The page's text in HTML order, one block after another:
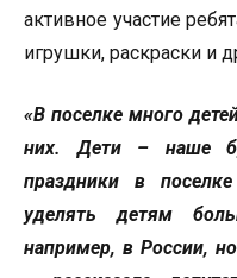
активное участие
игрушки, раскраски и
«В поселке много
них. Дети – наше
праздники в
уделять детям
например, в России,